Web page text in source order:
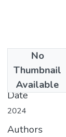
No
Thumbnail
Available
Date
2024
Authors